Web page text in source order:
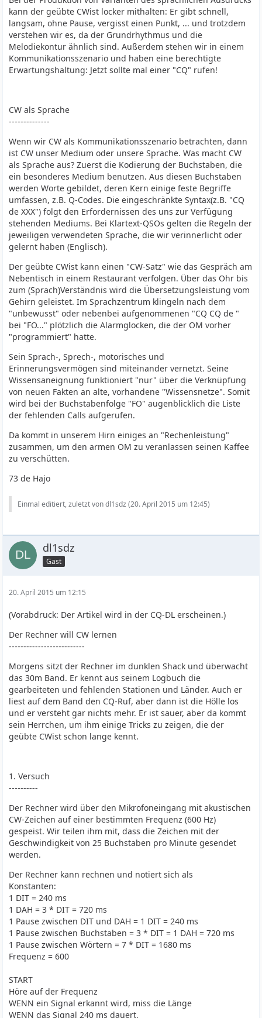
kann der geübte CWist locker mithalten: Er gibt schnell,
langsam, ohne Pause, vergisst einen Punkt, ... und trotzdem
verstehen wir es, da der Grundrhythmus und die
Melodiekontur ähnlich sind. Außerdem stehen wir in einem
Kommunikationsszenario und haben eine berechtigte
Erwartungshaltung: Jetzt sollte mal einer "CQ" rufen!
CW als Sprache
--------------
Wenn wir CW als Kommunikationsszenario betrachten, dann
ist CW unser Medium oder unsere Sprache. Was macht CW
als Sprache aus? Zuerst die Kodierung der Buchstaben, die
ein besonderes Medium benutzen. Aus diesen Buchstaben
werden Worte gebildet, deren Kern einige feste Begriffe
umfassen, z.B. Q-Codes. Die eingeschränkte Syntax(z.B. "CQ
de XXX") folgt den Erfordernissen des uns zur Verfügung
stehenden Mediums. Bei Klartext-QSOs gelten die Regeln der
jeweiligen verwendeten Sprache, die wir verinnerlicht oder
gelernt haben (Englisch).
Der geübte CWist kann einen "CW-Satz" wie das Gespräch am
Nebentisch in einem Restaurant verfolgen. Über das Ohr bis
zum (Sprach)Verständnis wird die Übersetzungsleistung vom
Gehirn geleistet. Im Sprachzentrum klingeln nach dem
"unbewusst" oder nebenbei aufgenommenen "CQ CQ de "
bei "FO..." plötzlich die Alarmglocken, die der OM vorher
"programmiert" hatte.
Sein Sprach-, Sprech-, motorisches und
Erinnerungsvermögen sind miteinander vernetzt. Seine
Wissensaneignung funktioniert "nur" über die Verknüpfung
von neuen Fakten an alte, vorhandene "Wissensnetze". Somit
wird bei der Buchstabenfolge "FO" augenblicklich die Liste
der fehlenden Calls aufgerufen.
Da kommt in unserem Hirn einiges an "Rechenleistung"
zusammen, um den armen OM zu veranlassen seinen Kaffee
zu verschütten.
73 de Hajo
Einmal editiert, zuletzt von dl1sdz (20. April 2015 um 12:45)
dl1sdz
Gast
20. April 2015 um 12:15
(Vorabdruck: Der Artikel wird in der CQ-DL erscheinen.)
Der Rechner will CW lernen
--------------------------
Morgens sitzt der Rechner im dunklen Shack und überwacht
das 30m Band. Er kennt aus seinem Logbuch die
gearbeiteten und fehlenden Stationen und Länder. Auch er
liest auf dem Band den CQ-Ruf, aber dann ist die Hölle los
und er versteht gar nichts mehr. Er ist sauer, aber da kommt
sein Herrchen, um ihm einige Tricks zu zeigen, die der
geübte CWist schon lange kennt.
1. Versuch
----------
Der Rechner wird über den Mikrofoneingang mit akustischen
CW-Zeichen auf einer bestimmten Frequenz (600 Hz)
gespeist. Wir teilen ihm mit, dass die Zeichen mit der
Geschwindigkeit von 25 Buchstaben pro Minute gesendet
werden.
Der Rechner kann rechnen und notiert sich als
Konstanten:
1 DIT = 240 ms
1 DAH = 3 * DIT = 720 ms
1 Pause zwischen DIT und DAH = 1 DIT = 240 ms
1 Pause zwischen Buchstaben = 3 * DIT = 1 DAH = 720 ms
1 Pause zwischen Wörtern = 7 * DIT = 1680 ms
Frequenz = 600
START
Höre auf der Frequenz
WENN ein Signal erkannt wird, miss die Länge
WENN das Signal 240 ms dauert,